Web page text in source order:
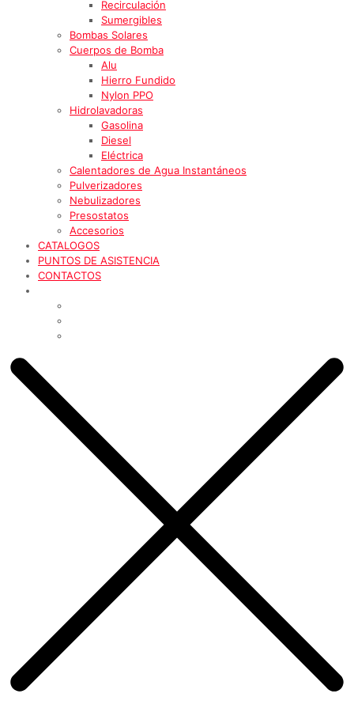
Recirculación
Sumergibles
Bombas Solares
Cuerpos de Bomba
Alu
Hierro Fundido
Nylon PPO
Hidrolavadoras
Gasolina
Diesel
Eléctrica
Calentadores de Agua Instantáneos
Pulverizadores
Nebulizadores
Presostatos
Accesorios
CATALOGOS
PUNTOS DE ASISTENCIA
CONTACTOS